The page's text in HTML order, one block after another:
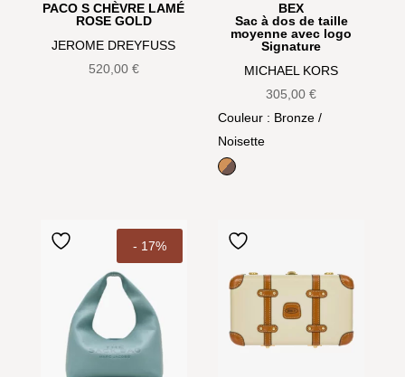
PACO S CHÈVRE LAMÉ
ROSE GOLD
JEROME DREYFUSS
520,00 €
BEX
Sac à dos de taille
moyenne avec logo
Signature
MICHAEL KORS
305,00€
Couleur : Bronze /
Noisette
Bronze / Noisette
- 17%